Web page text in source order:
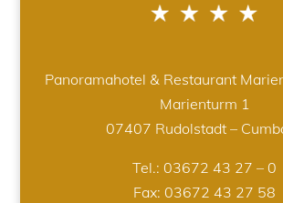
Panoramahotel & Restaurant
Marienturm 1
07407 Rudolstadt –
Tel.: 03672 43 27 – 0
Fax: 03672 43 27 58